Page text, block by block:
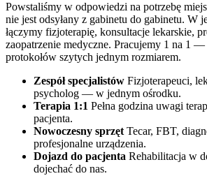
Powstaliśmy w odpowiedzi na potrzebę
nie jest odsyłany z gabinetu do gabinetu. W
łączymy fizjoterapię, konsultacje lekarskie,
zaopatrzenie medyczne. Pracujemy 1 na 1 —
protokołów szytych jednym rozmiarem.
Zespół specjalistów Fizjoterapeuci,
psycholog — w jednym ośrodku.
Terapia 1:1 Pełna godzina uwagi
pacjenta.
Nowoczesny sprzęt Tecar, FBT,
profesjonalne urządzenia.
Dojazd do pacjenta Rehabilitacja w
dojechać do nas.